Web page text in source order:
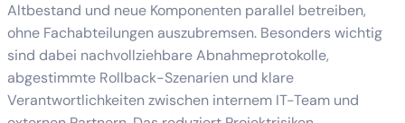
Altbestand und neue Komponenten parallel betreiben,
ohne Fachabteilungen auszubremsen. Besonders wichtig
sind dabei nachvollziehbare Abnahmeprotokolle,
abgestimmte Rollback-Szenarien und klare
Verantwortlichkeiten zwischen internem IT-Team und